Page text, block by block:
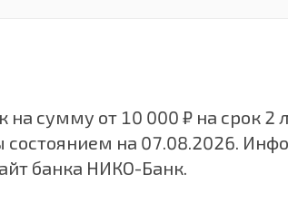
сумму от 10 000 ₽ на срок 2
на 07.08.2026.
банка НИКО-Банк.